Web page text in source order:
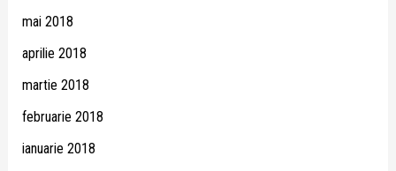
mai 2018
aprilie 2018
martie 2018
februarie 2018
ianuarie 2018